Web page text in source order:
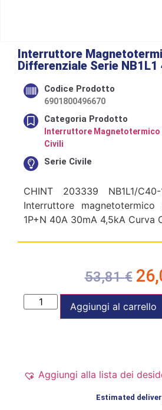
Interruttore
Differenziale Serie NB1L1
Codice Prodotto
6901800496670
Categoria Prodotto
Interruttore
Civili
Serie Civile
CHINT 203339 NB1L1/C40-
Interruttore magnetotermico
1P+N 40A 30mA 4,5kA Curva
53,81€
Aggiungi al carrello
Aggiungi alla lista dei
Estimated